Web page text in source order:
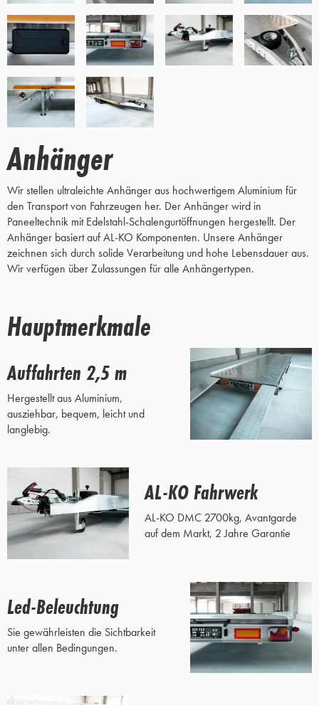
Anhänger
Wir stellen ultraleichte Anhänger aus hochwertigem Aluminium für
den Transport von Fahrzeugen her. Der Anhänger wird in
Paneeltechnik mit Edelstahl-Schalengurtöffnungen hergestellt. Der
Anhänger basiert auf AL-KO Komponenten. Unsere Anhänger
zeichnen sich durch solide Verarbeitung und hohe Lebensdauer aus.
Wir verfügen über Zulassungen für alle Anhängertypen.
Hauptmerkmale
Auffahrten 2,5 m
Hergestellt aus Aluminium,
ausziehbar, bequem, leicht und
langlebig.
AL-KO Fahrwerk
AL-KO DMC 2700kg, Avantgarde
auf dem Markt, 2 Jahre Garantie
Led-Beleuchtung
Sie gewährleisten die Sichtbarkeit
unter allen Bedingungen.